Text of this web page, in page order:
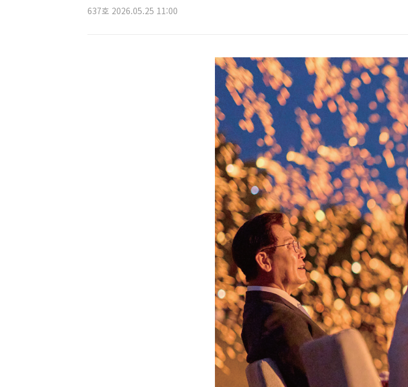
637호 2026.05.25 11:00